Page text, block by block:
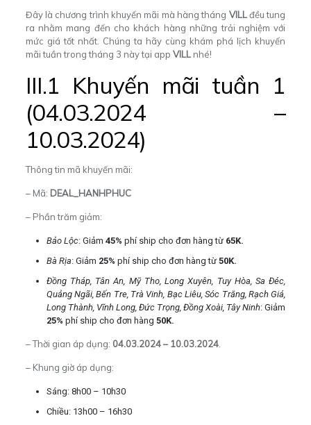
Đây là chương trình khuyến mãi mà hàng tháng VILLđều tung
ra nhằm mang đến cho khách hàng những trải nghiệm với
mức giá tốt nhất. Chúng ta hãy cùng khám phá lịch khuyến
mãi tuần trong tháng 3 này tại app VILLnhé!
III.1 Khuyến mãi tuần 1
(04.03.2024 –
10.03.2024)
Thông tin mã khuyến mãi:
– Mã: DEAL_HANHPHUC
– Phần trăm giảm:
Bảo Lộc: Giảm 45% phí ship cho đơn hàng từ 65K.
Bà Rịa: Giảm 25% phí ship cho đơn hàng từ 50K.
Đồng Tháp, Tân An, Mỹ Tho, Long Xuyên, Tuy Hòa, Sa Đéc,
Quảng Ngãi, Bến Tre, Trà Vinh, Bạc Liêu, Sóc Trăng, Rạch Giá,
Long Thành, Vĩnh Long, Đức Trọng, Đồng Xoài, Tây Ninh: Giảm
25% phí ship cho đơn hàng 50K.
– Thời gian áp dụng: 04.03.2024 – 10.03.2024.
– Khung giờ áp dụng:
Sáng: 8h00 – 10h30
Chiều: 13h00 – 16h30